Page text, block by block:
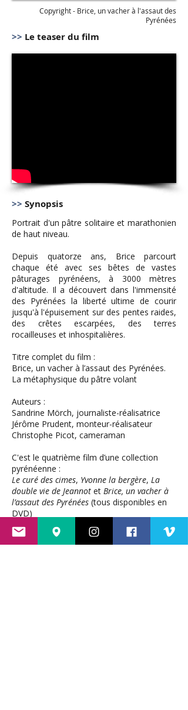
Copyright - Brice, un vacher à l'assaut des
Pyrénées
>> Le teaser du film
>> Synopsis
Portrait d'un pâtre solitaire et marathonien
de haut niveau.
Depuis quatorze ans, Brice parcourt
chaque été avec ses bêtes de vastes
pâturages pyrénéens, à 3000 mètres
d'altitude. Il a découvert dans l'immensité
des Pyrénées la liberté ultime de courir
jusqu'à l'épuisement sur des pentes raides,
des crêtes escarpées, des terres
rocailleuses et inhospitalières.
Titre complet du film :
Brice, un vacher à l’assaut des Pyrénées.
La métaphysique du pâtre volant
Auteurs :
Sandrine Mörch, journaliste-réalisatrice
Jérôme Prudent, monteur-réalisateur
Christophe Picot, cameraman
C'est le quatrième film d’une collection
pyrénéenne :
Le curé des cimes, Yvonne la bergère, La
double vie de Jeannot et Brice, un vacher à
l’assaut des Pyrénées (tous disponibles en
DVD)
>> Plus d'infos sur le film à travers un
chouette article paru sur Endurance